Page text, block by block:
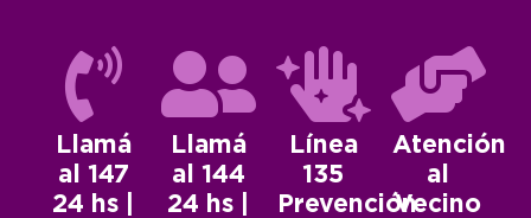
Llamá
al 147
24 hs |
Llamá
al 144
24 hs |
Línea
135
Prevención
Atención
al
Vecino